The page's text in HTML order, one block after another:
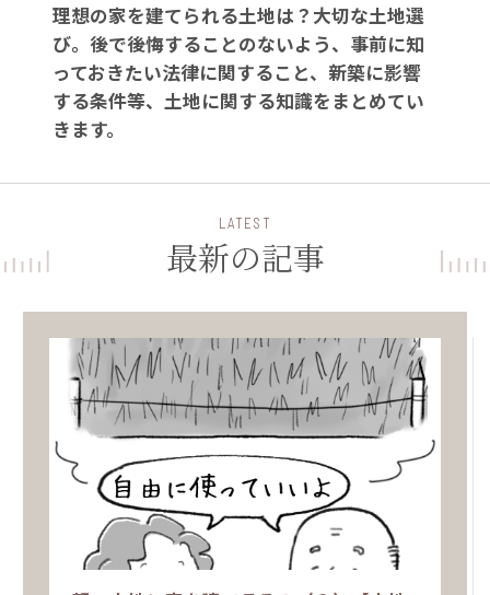
理想の家を建てられる土地は？大切な土地選
び。後で後悔することのないよう、事前に知
っておきたい法律に関すること、新築に影響
する条件等、土地に関する知識をまとめてい
きます。
LATEST
最新の記事